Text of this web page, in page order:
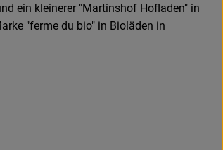
ein kleinerer "Martinshof Hofladen" in
"ferme du bio" in Bioläden in